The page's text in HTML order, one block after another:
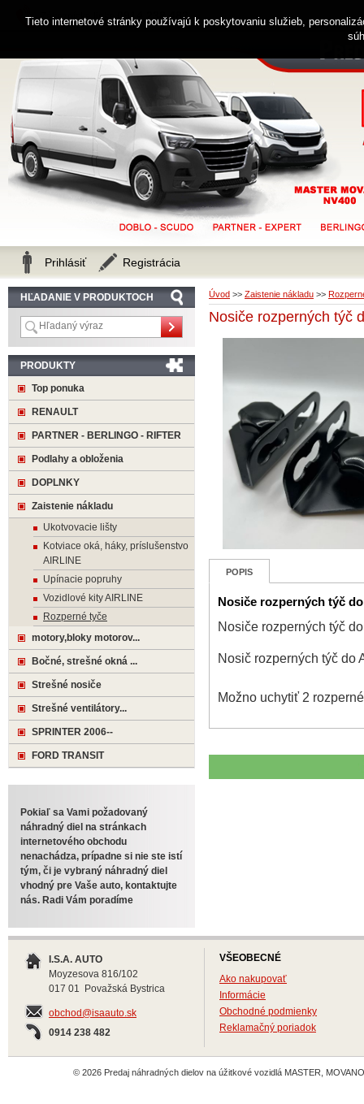
Úvod >> Zaistenie nákladu >>
Nosiče rozperných týč
POPIS
Nosiče rozperných týč
Nosiče rozperných týč
Nosič rozperných týč do
Možno uchytiť 2
HĽADANIE V PRODUKTOCH
PRODUKTY
Top ponuka
RENAULT
PARTNER - BERLINGO - RIFTER
Podlahy a obloženia
DOPLNKY
Zaistenie nákladu
Ukotvovacie lišty
Kotviace oká, háky, príslušenstvo
AIRLINE
Upínacie popruhy
Vozidlové kity AIRLINE
Rozperné tyče
motory,bloky motorov...
Bočné, strešné okná ...
Strešné nosiče
Strešné ventilátory...
SPRINTER 2006--
FORD TRANSIT
Pokiaľ sa Vami požadovaný
náhradný diel na stránkach
internetového obchodu
nenachádza, prípadne si nie ste istí
tým, či je vybraný náhradný diel
vhodný pre Vaše auto, kontaktujte
nás. Radi Vám poradíme
I.S.A. AUTO
Moyzesova 816/102
017 01 Považská Bystrica
obchod@isaauto.sk
0914 238 482
VŠEOBECNÉ
Ako nakupovať
Informácie
Obchodné podmienky
Reklamačný poriadok
© 2026 Predaj náhradných dielov na úžitkové vozidlá MASTER,
Zákaznícka linka 0914 238 482
Prihlásiť Registrácia
Tieto internetové stránky používajú k poskytovaniu služieb,